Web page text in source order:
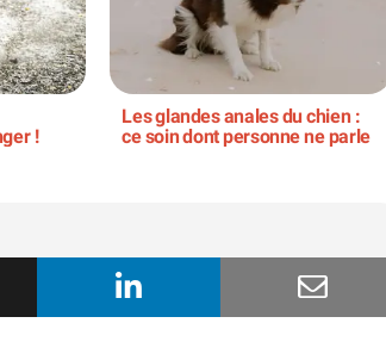
!
Les glandes anales du chien :
ce soin dont personne ne parle